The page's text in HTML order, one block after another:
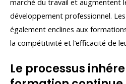
développement professionnel.
également enclines aux
la compétitivité et l’efficacité de
Le processus